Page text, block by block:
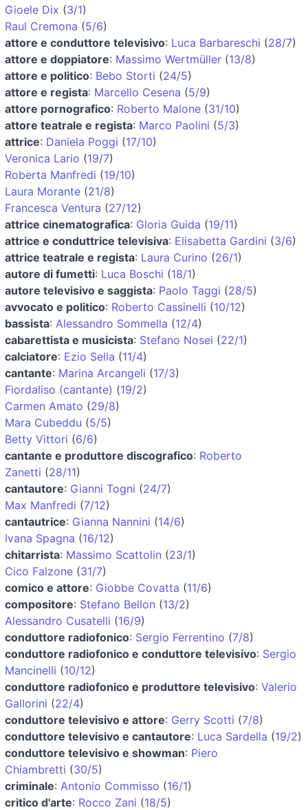
Gioele Dix (3/1)
Raul Cremona (5/6)
attore e conduttore televisivo: Luca Barbareschi (28/7)
attore e doppiatore: Massimo Wertmüller (13/8)
attore e politico: Bebo Storti (24/5)
attore e regista: Marcello Cesena (5/9)
attore pornografico: Roberto Malone (31/10)
attore teatrale e regista: Marco Paolini (5/3)
attrice: Daniela Poggi (17/10)
Veronica Lario (19/7)
Roberta Manfredi (19/10)
Laura Morante (21/8)
Francesca Ventura (27/12)
attrice cinematografica: Gloria Guida (19/11)
attrice e conduttrice televisiva: Elisabetta Gardini (3/6)
attrice teatrale e regista: Laura Curino (26/1)
autore di fumetti: Luca Boschi (18/1)
autore televisivo e saggista: Paolo Taggi (28/5)
avvocato e politico: Roberto Cassinelli (10/12)
bassista: Alessandro Sommella (12/4)
cabarettista e musicista: Stefano Nosei (22/1)
calciatore: Ezio Sella (11/4)
cantante: Marina Arcangeli (17/3)
Fiordaliso (cantante) (19/2)
Carmen Amato (29/8)
Mara Cubeddu (5/5)
Betty Vittori (6/6)
cantante e produttore discografico: Roberto
Zanetti (28/11)
cantautore: Gianni Togni (24/7)
Max Manfredi (7/12)
cantautrice: Gianna Nannini (14/6)
Ivana Spagna (16/12)
chitarrista: Massimo Scattolin (23/1)
Cico Falzone (31/7)
comico e attore: Giobbe Covatta (11/6)
compositore: Stefano Bellon (13/2)
Alessandro Cusatelli (16/9)
conduttore radiofonico: Sergio Ferrentino (7/8)
conduttore radiofonico e conduttore televisivo: Sergio
Mancinelli (10/12)
conduttore radiofonico e produttore televisivo: Valerio
Gallorini (22/4)
conduttore televisivo e attore: Gerry Scotti (7/8)
conduttore televisivo e cantautore: Luca Sardella (19/2)
conduttore televisivo e showman: Piero
Chiambretti (30/5)
criminale: Antonio Commisso (16/1)
critico d'arte: Rocco Zani (18/5)